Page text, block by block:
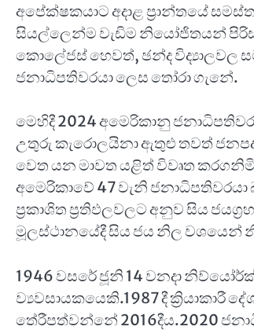
අපේක්ෂකයාට අදාළ ප්‍රාන්තයේ
සියල්ලෙන්ම වැඩිම නියෝජිතයන්
කොලේජස් හෙවත්, ඡන්ද විද්‍යාලවල
ජනාධිපතිවරයා ලෙස තෝරා ගැනේ.
මෙහිදී 2024 අමෙරිකානු
උතුරු කැරොලයිනා ඇතුළු තවත්
වෙත යන මාවත යළිත් විවෘත
අමෙරිකාවේ 47 වැනි
ප්‍රකාශිත ප්‍රතිඵලවලට අනුව සිය
මූලස්ථානයේදී සිය ජය නිල වශයෙන්
1946 වසරේ ජූනි 14 වනදා නිව්යෝර්ක්
ව්‍යවසායකයෙකි.1987 දී ක්‍රියාකාරී
තේරීපත්වන්නේ 2016දීය.2020